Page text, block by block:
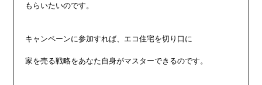
もらいたいのです。
キャンペーンに参加すれば、エコ住宅を切り口に
家を売る戦略をあなた自身がマスターできるのです。